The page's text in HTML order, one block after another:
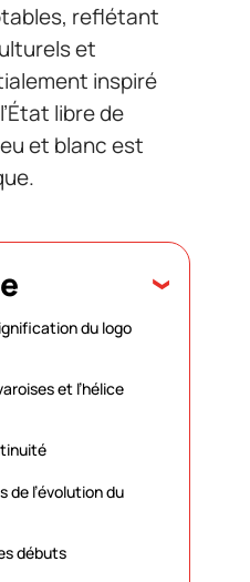
reflétant
et
inspiré
libre de
et blanc est
du logo
et l’hélice
de l’évolution du
débuts